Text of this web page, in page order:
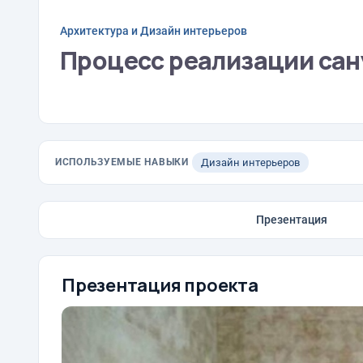
Архитектура и Дизайн интерьеров
Процесс реализации
ИСПОЛЬЗУЕМЫЕ НАВЫКИ Дизайн интерьеров
Презентация
Презентация проекта